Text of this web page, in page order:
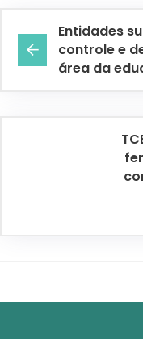
Entidades
controle e
área da